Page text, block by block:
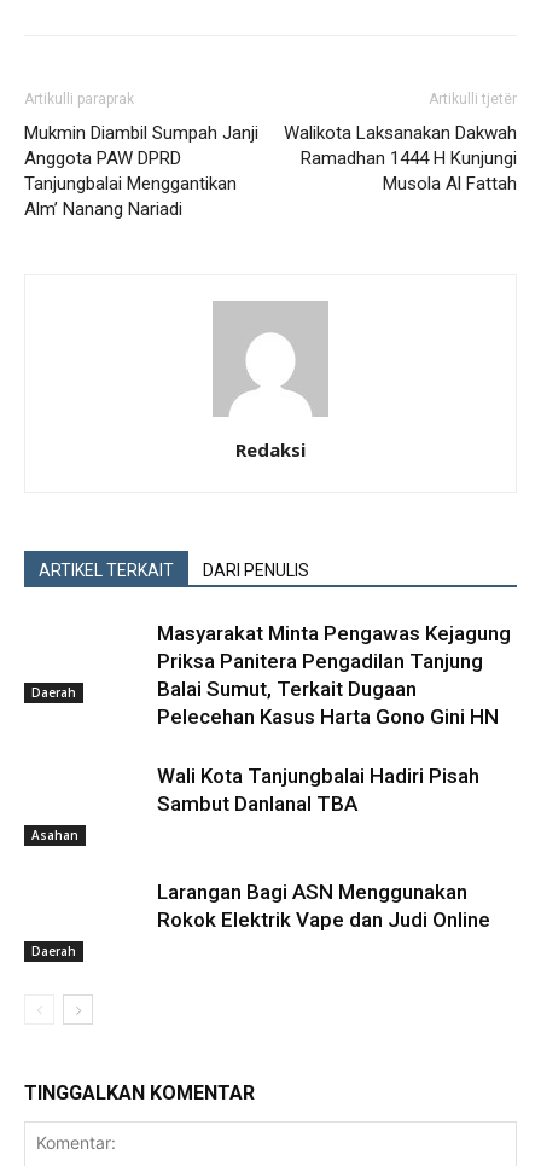
Artikulli paraprak
Mukmin Diambil Sumpah Janji
Anggota PAW DPRD
Tanjungbalai Menggantikan
Alm’ Nanang Nariadi
Artikulli tjetër
Walikota Laksanakan Dakwah
Ramadhan 1444 H Kunjungi
Musola Al Fattah
Redaksi
ARTIKEL TERKAIT DARI PENULIS
Daerah
Masyarakat Minta Pengawas Kejagung
Priksa Panitera Pengadilan Tanjung
Balai Sumut, Terkait Dugaan
Pelecehan Kasus Harta Gono Gini HN
Asahan
Wali Kota Tanjungbalai Hadiri Pisah
Sambut Danlanal TBA
Daerah
Larangan Bagi ASN Menggunakan
Rokok Elektrik Vape dan Judi Online
TINGGALKAN KOMENTAR